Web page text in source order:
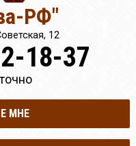
РФ"
12
18-37
МНЕ